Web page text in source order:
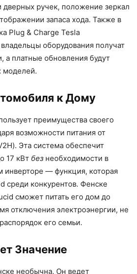
дверных ручек, положение зеркал
запаса хода. Также в
Plug & Charge Tesla
оборудования получат
а платные обновления будут
моделей.
к Дому
преимущества своего
возможности питания от
Эта система обеспечит
17 кВт без необходимости в
— функция, которая
среди конкурентов. Фенске
сможет питать его дом до
отключения электроэнергии, не
его семьи.
Значение
необычна. Он ведет